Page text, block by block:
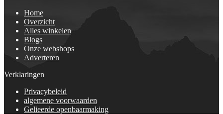
Home
Overzicht
Alles winkelen
Blogs
Onze webshops
Adverteren
Verklaringen
Privacybeleid
algemene voorwaarden
Gelieerde openbaarmaking